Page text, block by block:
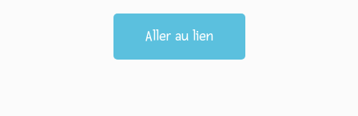
Aller au lien